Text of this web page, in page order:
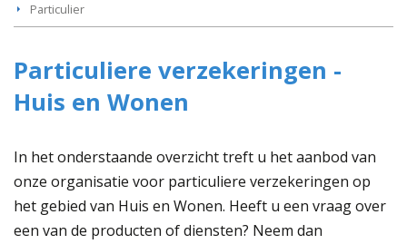
Particulier
Particuliere verzekeringen -
Huis en Wonen
In het onderstaande overzicht treft u het aanbod van
onze organisatie voor particuliere verzekeringen op
het gebied van Huis en Wonen. Heeft u een vraag over
een van de producten of diensten? Neem dan